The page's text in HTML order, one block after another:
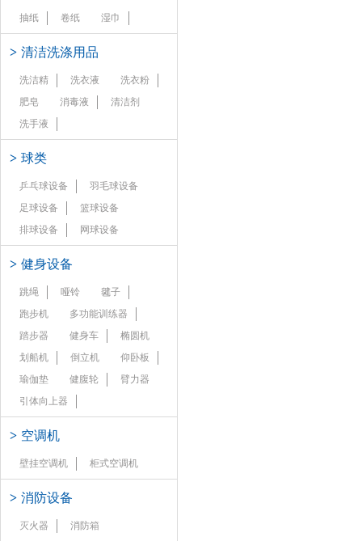
抽纸 卷纸 湿巾
> 清洁洗涤用品
洗洁精 洗衣液
洗衣粉
肥皂
消毒液
清洁剂
洗手液
> 球类
乒乓球设备
羽毛球设备
足球设备
篮球设备
排球设备
网球设备
> 健身设备
跳绳 哑铃
毽子
跑步机
多功能训练器
踏步器
健身车
椭圆机
划船机
倒立机
仰卧板
瑜伽垫
健腹轮
臂力器
引体向上器
> 空调机
壁挂空调机 柜式空调机
> 消防设备
灭火器
消防箱